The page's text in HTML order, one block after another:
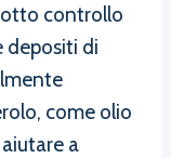
controllo
depositi di
come olio
aiutare a